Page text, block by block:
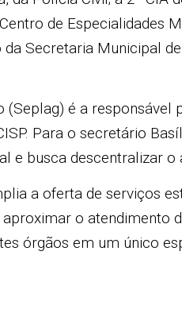
de Especialidades
Secretaria Municipal
(Seplag) é a
Para o secretário
e busca descentralizar
a oferta de serviços
o atendimento
órgãos em um único